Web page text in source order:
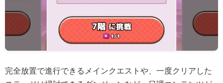
完全放置で進行できるメインクエストや、一度クリアした